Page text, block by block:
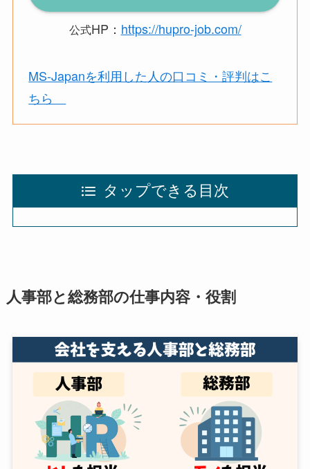
公式HP： https://hupro-job.com/
MS-Japanを利用した人の口コミ・評判はこ
ちら
タップできる目次
人事部と総務部の仕事内容・役割